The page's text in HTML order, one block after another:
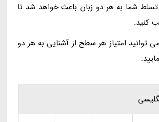
تسلط شما به هر دو زبان باعث خواهد شد تا
کنید.
توانید امتیاز هر سطح از آشنایی به هر دو